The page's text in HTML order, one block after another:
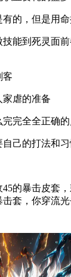
的，但是用
能到死灵面
客
虐的准备
完完全全正确
己的打法和
的暴击皮套
套，你穿流